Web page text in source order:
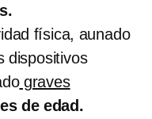
física, aunado
dispositivos
graves
de edad.